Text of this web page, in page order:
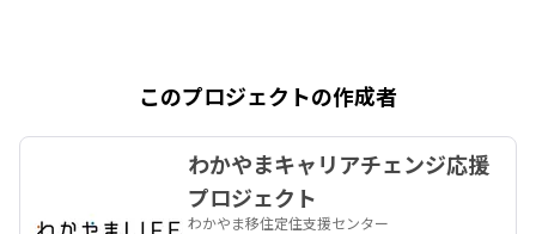
このプロジェクトの作成者
わかやまキャリアチェンジ応援
プロジェクト
わかやま移住定住支援センター